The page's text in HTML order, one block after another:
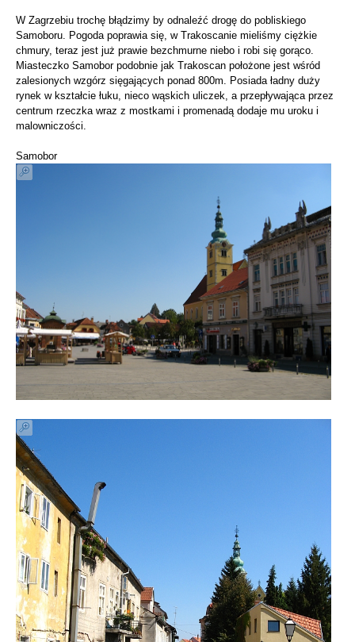
W Zagrzebiu trochę błądzimy by odnaleźć drogę do pobliskiego
Samoboru. Pogoda poprawia się, w Trakoscanie mieliśmy ciężkie
chmury, teraz jest już prawie bezchmurne niebo i robi się gorąco.
Miasteczko Samobor podobnie jak Trakoscan położone jest wśród
zalesionych wzgórz sięgających ponad 800m. Posiada ładny duży
rynek w kształcie łuku, nieco wąskich uliczek, a przepływająca przez
centrum rzeczka wraz z mostkami i promenadą dodaje mu uroku i
malowniczości.
Samobor